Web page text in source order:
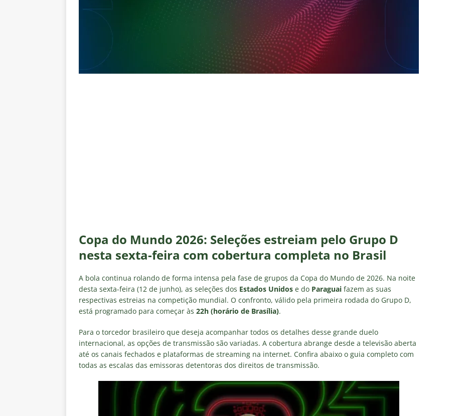
DICAS DE APOSTAS
Após eliminação, torcedores do Fluminense detonam diretoria e pedem
John Kennedy vira grande preocupação no Fluminense; saiba a situação do
atacante
NOTÍCIAS
NOTÍCIAS
[ 5 de agosto de 2026 ]
Mais um vexame! Fluminense perde para o Vasco e se despede da Copa
do Brasil 2026
NOTÍCIAS
[ 5 de agosto de 2026 ] Fortaleza X Palmeiras — Oitavas Copa do Brasil 2026: Palpites, Odds e
Estatísticas
DICAS DE APOSTAS
[ 5 de agosto de 2026 ]
Fluminense anuncia escalação para confronto decisivo contra o Vasco
pela Copa do Brasil 2026
NOTÍCIAS
[ 5 de agosto de 2026 ] Fluminense X Vasco — Oitavas Copa do Brasil 2026: Palpites, Odds e
Estatísticas
DICAS DE APOSTAS
Copa do Mundo 2026: Seleções estreiam pelo Grupo D
nesta sexta-feira com cobertura completa no Brasil
A bola continua rolando de forma intensa pela fase de grupos da Copa do Mundo de 2026. Na noite
desta sexta-feira (12 de junho), as seleções dos Estados Unidos e do Paraguai fazem as suas
respectivas estreias na competição mundial. O confronto, válido pela primeira rodada do Grupo D,
está programado para começar às 22h (horário de Brasília).
Para o torcedor brasileiro que deseja acompanhar todos os detalhes desse grande duelo
internacional, as opções de transmissão são variadas. A cobertura abrange desde a televisão aberta
até os canais fechados e plataformas de streaming na internet. Confira abaixo o guia completo com
todas as escalas das emissoras detentoras dos direitos de transmissão.